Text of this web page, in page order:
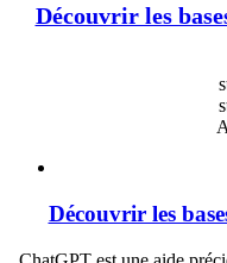
Découvrir les
Découvrir les